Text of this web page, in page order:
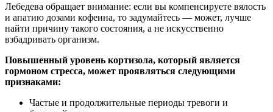
Лебедева обращает внимание: если вы компенсируете вялость
и апатию дозами кофеина, то задумайтесь — может, лучше
найти причину такого состояния, а не искусственно
взбадривать организм.
Повышенный уровень кортизола, который является
гормоном стресса, может проявляться следующими
признаками:
Частые и продолжительные периоды тревоги и